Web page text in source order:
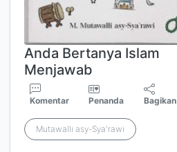
Anda Bertanya Islam
Menjawab
Komentar Penanda Bagikan
Mutawalli asy-Sya'rawi